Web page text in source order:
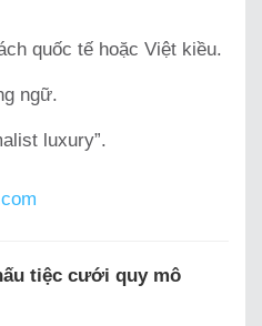
quốc tế hoặc Việt kiều.
ngữ.
luxury”.
tiệc cưới quy mô